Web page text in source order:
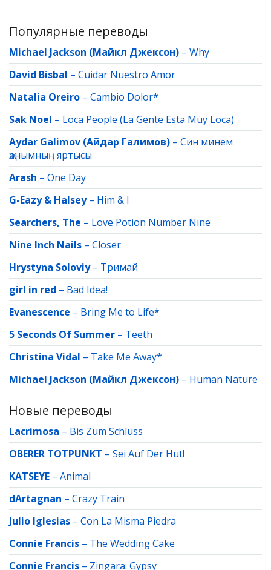
Популярные переводы
Michael Jackson (Майкл Джексон) – Why
David Bisbal – Cuidar Nuestro Amor
Natalia Oreiro – Cambio Dolor*
Sak Noel – Loca People (La Gente Esta Muy Loca)
Aydar Galimov (Айдар Галимов) – Син минем
җанымның яртысы
Arash – One Day
G-Eazy & Halsey– Him & I
Searchers, The – Love Potion Number Nine
Nine Inch Nails – Closer
Hrystyna Soloviy– Тримай
girl in red – Bad Idea!
Evanescence – Bring Me to Life*
5 Seconds Of Summer – Teeth
Christina Vidal – Take Me Away*
Michael Jackson (Майкл Джексон) – Human Nature
Новые переводы
Lacrimosa – Bis Zum Schluss
OBERER TOTPUNKT – Sei Auf Der Hut!
KATSEYE – Animal
dArtagnan – Crazy Train
Julio Iglesias – Con La Misma Piedra
Connie Francis – The Wedding Cake
Connie Francis – Zingara: Gypsy